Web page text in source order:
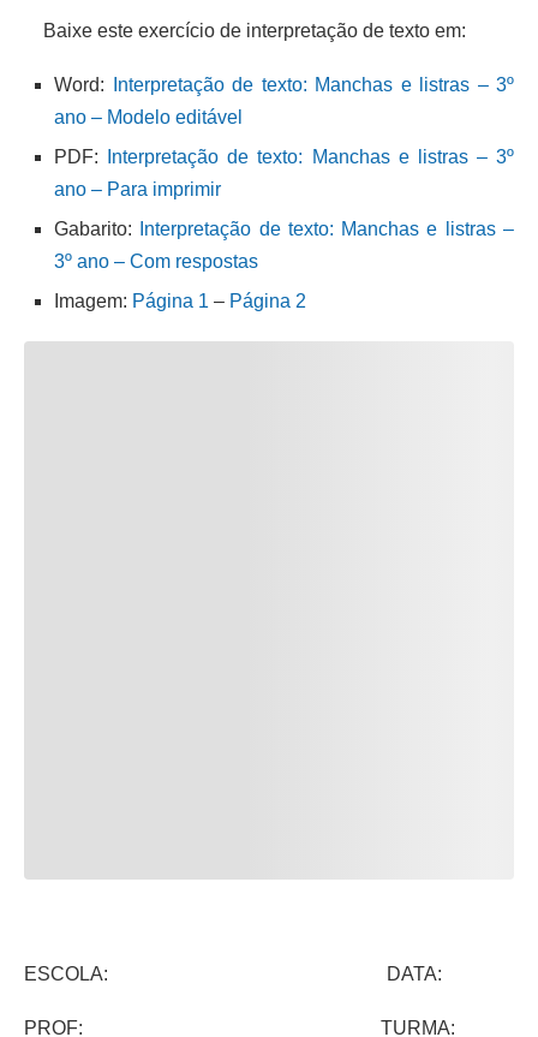
Baixe este exercício de interpretação de texto em:
Word:
Interpretação de texto: Manchas e listras – 3º
ano – Modelo editável
PDF:
Interpretação de texto: Manchas e listras – 3º
ano – Para imprimir
Gabarito:
Interpretação de texto: Manchas e listras –
3º ano – Com respostas
Imagem: Página 1 – Página 2
ESCOLA: DATA:
PROF: TURMA: